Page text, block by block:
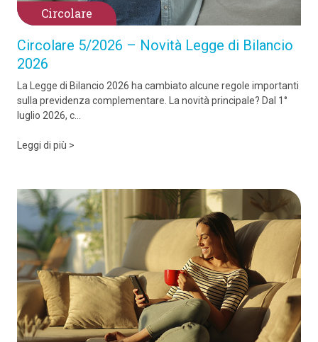
Circolare
Circolare 5/2026 – Novità Legge di Bilancio
2026
La Legge di Bilancio 2026 ha cambiato alcune regole importanti
sulla previdenza complementare. La novità principale? Dal 1°
luglio 2026, c...
Leggi di più >